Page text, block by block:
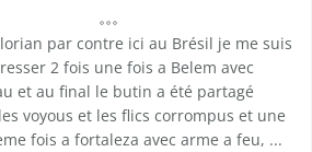
par contre ici au Brésil je me suis
2 fois une fois a Belem avec
et au final le butin a été partagé
voyous et les flics corrompus et une
fois a fortaleza avec arme a feu, ...